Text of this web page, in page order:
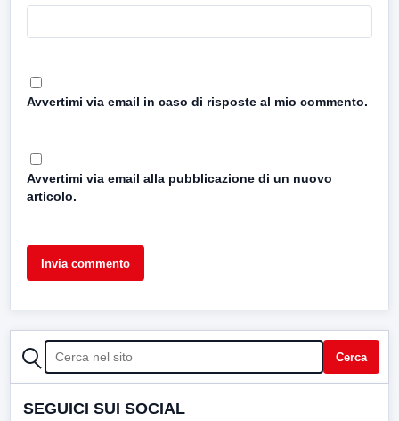
Avvertimi via email in caso di risposte al mio commento.
Avvertimi via email alla pubblicazione di un nuovo
articolo.
CERCA Cerca
SEGUICI SUI SOCIAL